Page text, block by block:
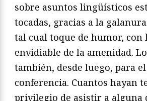
sobre asuntos lingüísticos
tocadas, gracias a la
tal cual toque de humor, con
envidiable de la amenidad.
también, desde luego, para
conferencia. Cuantos hayan
privilegio de asistir a alguna